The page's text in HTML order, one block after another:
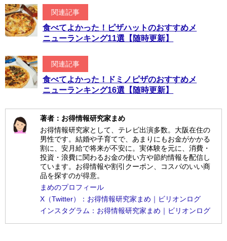
関連記事
食べてよかった！ピザハットのおすすめメ
ニューランキング11選【随時更新】
関連記事
食べてよかった！ドミノピザのおすすめメ
ニューランキング16選【随時更新】
著者：お得情報研究家まめ
お得情報研究家として、テレビ出演多数。大阪在住の
男性です。結婚や子育てで、あまりにもお金がかかる
割に、安月給で将来が不安に。実体験を元に、消費・
投資・浪費に関わるお金の使い方や節約情報を配信し
ています。お得情報や割引クーポン、コスパのいい商
品を探すのが得意。
まめのプロフィール
X（Twitter）：お得情報研究家まめ｜ビリオンログ
インスタグラム：お得情報研究家まめ｜ビリオンログ